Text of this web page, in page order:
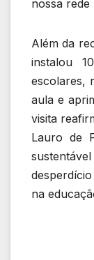
nossa rede
Além da
instalou
escolares,
aula e
visita
Lauro de
na